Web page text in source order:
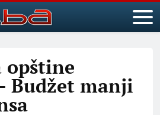
opštine
Budžet manji